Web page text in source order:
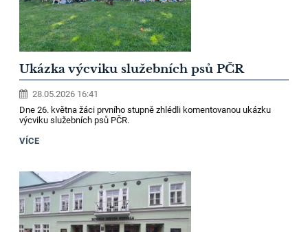
Ukázka výcviku služebních psů PČR
28.05.2026 16:41
Dne 26. května žáci prvního stupně zhlédli komentovanou ukázku
výcviku služebních psů PČR.
VÍCE